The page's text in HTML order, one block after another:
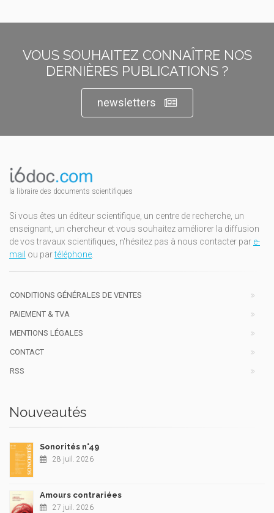
VOUS SOUHAITEZ CONNAÎTRE NOS
DERNIÈRES PUBLICATIONS ?
newsletters
la libraire des documents scientifiques
Si vous êtes un éditeur scientifique, un centre de recherche, un
enseignant, un chercheur et vous souhaitez améliorer la diffusion
de vos travaux scientifiques, n'hésitez pas à nous contacter par e-
mail ou partéléphone.
CONDITIONS GÉNÉRALES DE VENTES
PAIEMENT & TVA
MENTIONS LÉGALES
CONTACT
RSS
Nouveautés
Sonorités n°49
28 juil. 2026
Amours contrariées
27 juil. 2026